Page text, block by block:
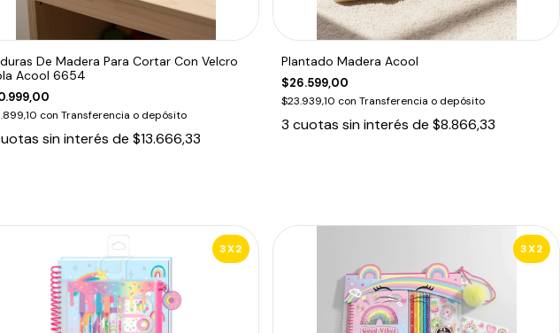
De Madera Para Cortar Con Velcro
Acool 6654
con Transferencia o depósito
sin interés de $13.666,33
Plantado Madera Acool
$26.599,00
$23.939,10 con Transferencia o depósito
3 cuotas sin interés de$8.866,33
3X2 3X2